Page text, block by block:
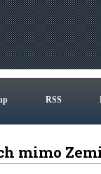
RSS
mimo